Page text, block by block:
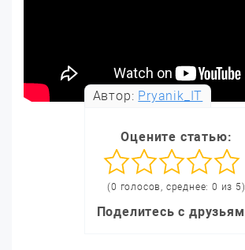
Автор: Pryanik_IT
Оцените статью:
(0 голосов, среднее: 0 из 5)
Поделитесь с